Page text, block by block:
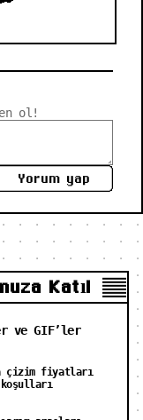
ol!
Yorum yap
Katıl
ve GIF’ler
çizim fiyatları